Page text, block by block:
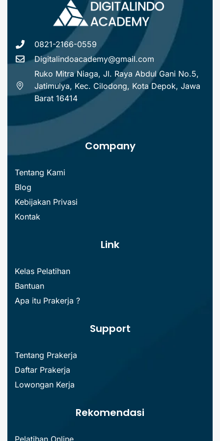
0821-2166-0559
Digitalindoacademy@gmail.com
Ruko Mitra Niaga, Jl. Raya Abdul Gani No.5,
Jatimulya, Kec. Cilodong, Kota Depok, Jawa
Barat 16414
Company
Tentang Kami
Blog
Kebijakan Privasi
Kontak
Link
Kelas Pelatihan
Bantuan
Apa itu Prakerja ?
Support
Tentang Prakerja
Daftar Prakerja
Lowongan Kerja
Rekomendasi
Pelatihan Online